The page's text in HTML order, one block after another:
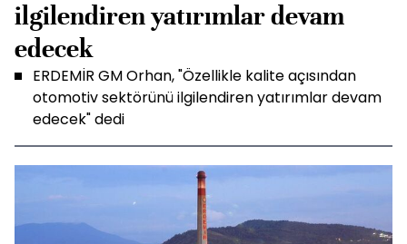
ilgilendiren yatırımlar devam
edecek
ERDEMİR GM Orhan, "Özellikle kalite açısından
otomotiv sektörünü ilgilendiren yatırımlar devam
edecek" dedi